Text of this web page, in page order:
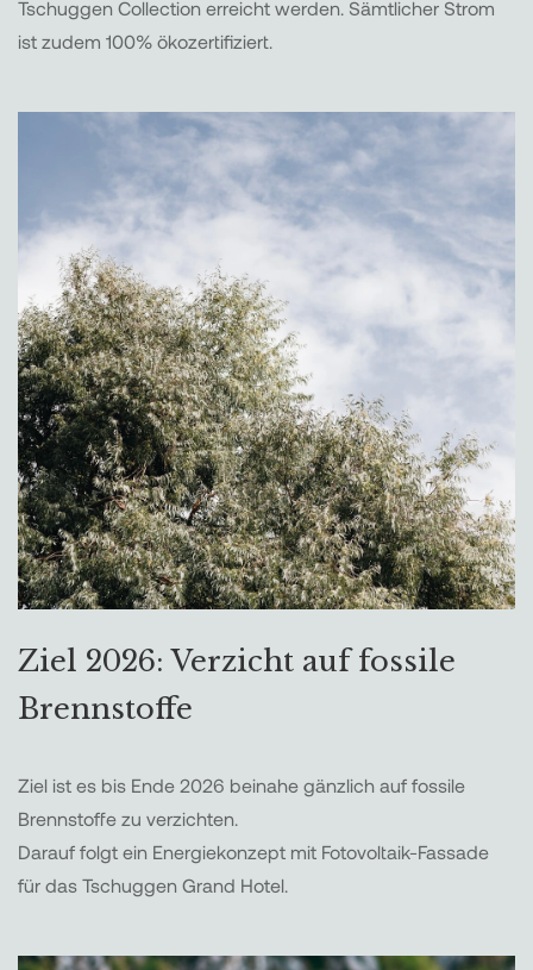
Tschuggen Collection erreicht werden. Sämtlicher Strom
ist zudem 100% ökozertifiziert.
Ziel 2026: Verzicht auf fossile
Brennstoffe
Ziel ist es bis Ende 2026 beinahe gänzlich auf fossile
Brennstoffe zu verzichten.
Darauf folgt ein Energiekonzept mit Fotovoltaik-Fassade
für das Tschuggen Grand Hotel.